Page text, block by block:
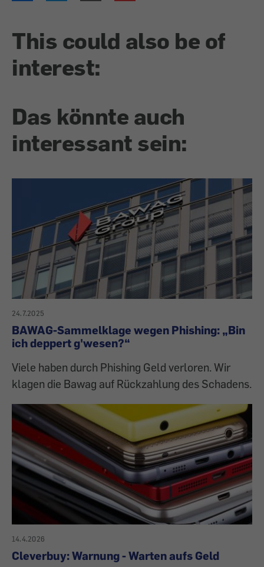
This could also be of
interest:
Das könnte auch
interessant sein:
24.7.2025
BAWAG-Sammelklage wegen Phishing: „Bin
ich deppert g'wesen?“
Viele haben durch Phishing Geld verloren. Wir
klagen die Bawag auf Rückzahlung des Schadens.
14.4.2026
Cleverbuy: Warnung - Warten aufs Geld